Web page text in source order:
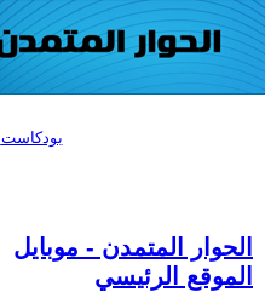
بودكاست
الحوار المتمدن - موبايل
الموقع الرئيسي